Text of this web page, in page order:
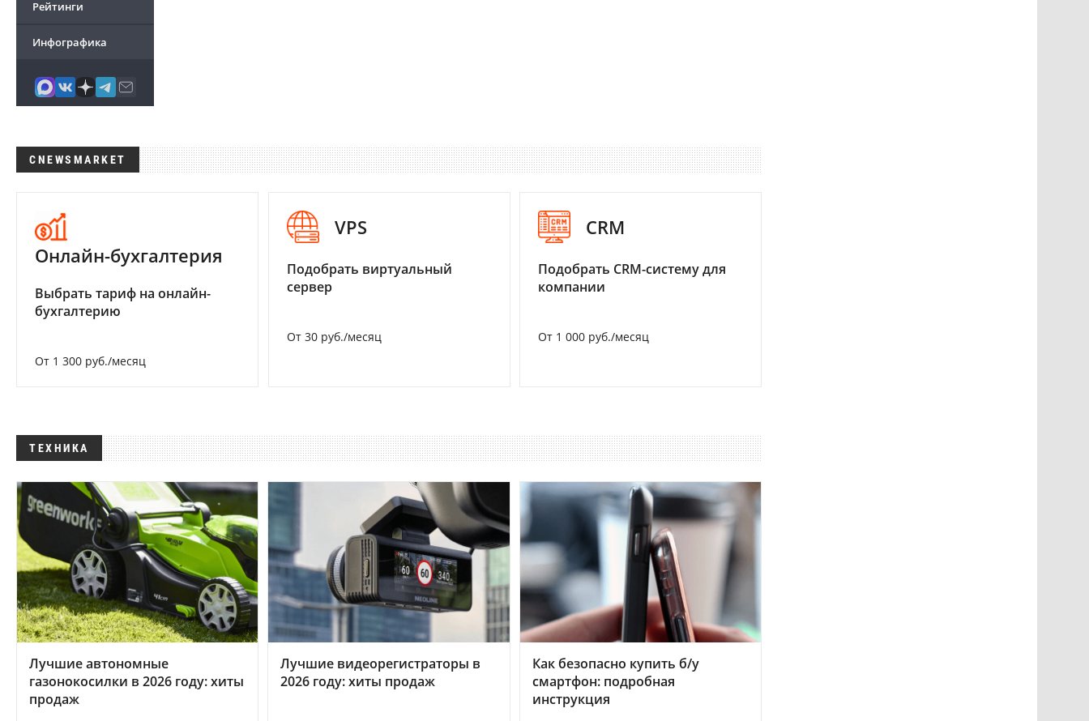
Рейтинги
Инфографика
CNEWSMARKET
Онлайн-бухгалтерия
Выбрать тариф на онлайн-
бухгалтерию
От 1 300 руб./месяц
VPS
Подобрать виртуальный
сервер
От 30 руб./месяц
CRM
Подобрать CRM-систему для
компании
От 1 000 руб./месяц
ТЕХНИКА
Лучшие автономные
газонокосилки в 2026 году: хиты
продаж
Лучшие видеорегистраторы в
2026 году: хиты продаж
Как безопасно купить б/у
смартфон: подробная
инструкция